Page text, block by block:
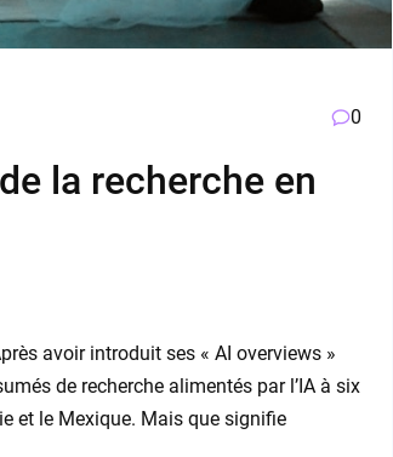
0
la recherche en
avoir introduit ses « AI overviews »
de recherche alimentés par l’IA à six
et le Mexique. Mais que signifie